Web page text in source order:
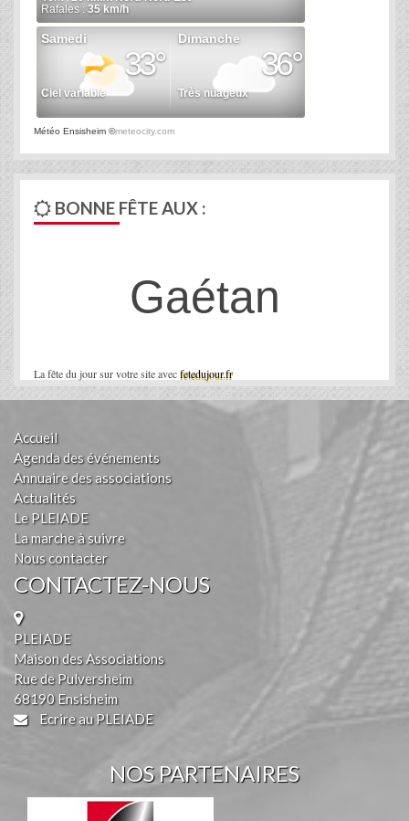
Météo Ensisheim ©meteocity.com
BONNE FÊTE AUX :
La fête du jour sur votre site avecfetedujour.fr
Gaétan
Accueil
Agenda des événements
Annuaire des associations
Actualités
Le PLEIADE
La marche à suivre
Nous contacter
CONTACTEZ-NOUS
PLEIADE
Maison des Associations
Rue de Pulversheim
68190 Ensisheim
Ecrire au PLEIADE
NOS PARTENAIRES